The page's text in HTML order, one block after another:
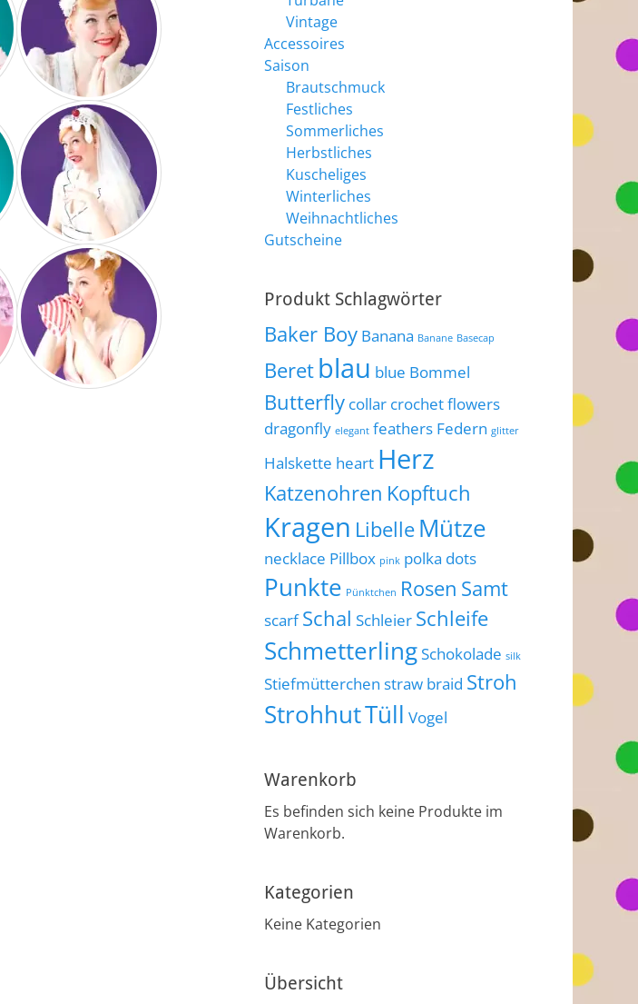
Vintage
Accessoires
Saison
Brautschmuck
Festliches
Sommerliches
Herbstliches
Kuscheliges
Winterliches
Weihnachtliches
Gutscheine
Produkt Schlagwörter
Baker Boy Banana Banane Basecap
Beret blau blue Bommel
Butterfly collar crochet flowers
dragonfly elegant feathers Federn glitter
Halskette heart Herz
Katzenohren Kopftuch
Kragen Libelle Mütze
necklace Pillbox pink polka dots
Punkte Pünktchen Rosen Samt
scarf Schal Schleier Schleife
SchmetterlingSchokolade silk
Stiefmütterchen straw braid Stroh
StrohhutTüll Vogel
Warenkorb
Es befinden sich keine Produkte im
Warenkorb.
Kategorien
Keine Kategorien
Übersicht